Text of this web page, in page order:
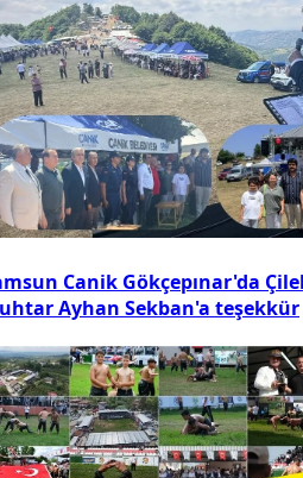
Canik Gökçepınar'da
Ayhan Sekban'a teşekkür